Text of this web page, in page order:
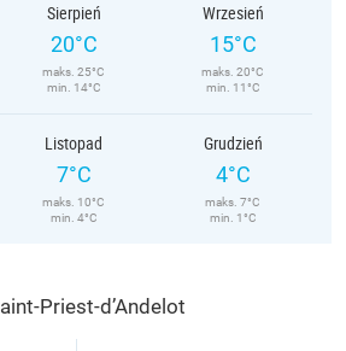
Sierpień
20°C
maks. 25°C
min. 14°C
Wrzesień
15°C
maks. 20°C
min. 11°C
Listopad
7°C
maks. 10°C
min. 4°C
Grudzień
4°C
maks. 7°C
min. 1°C
Priest-d’Andelot